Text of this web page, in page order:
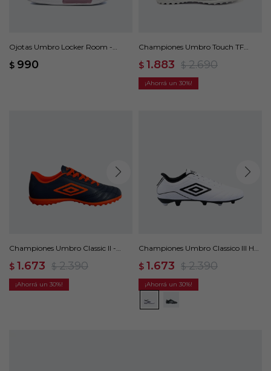
Ojotas Umbro Locker Room -
$ 990
Championes Umbro Touch TF
$ 1.883 $ 2.690
30
Championes Umbro Classic II -
$ 1.673 $ 2.390
30
Championes Umbro Classico III HG
$ 1.673 $ 2.390
30